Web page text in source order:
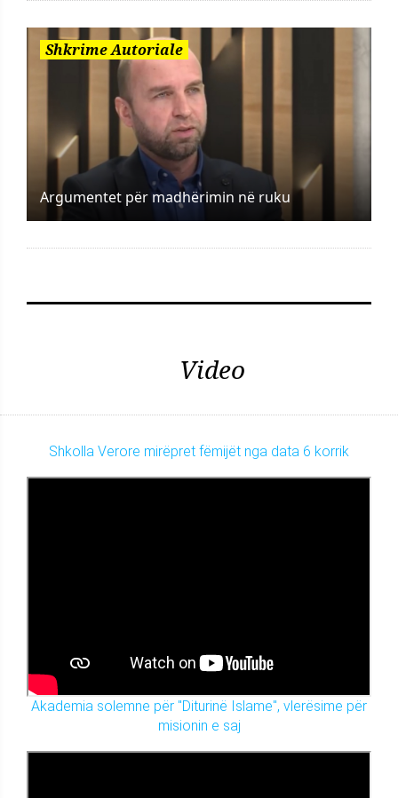
Shkrime Autoriale
Argumentet për madhërimin në ruku
Video
Shkolla Verore mirëpret fëmijët nga data 6 korrik
Akademia solemne për "Diturinë Islame", vlerësime për
misionin e saj